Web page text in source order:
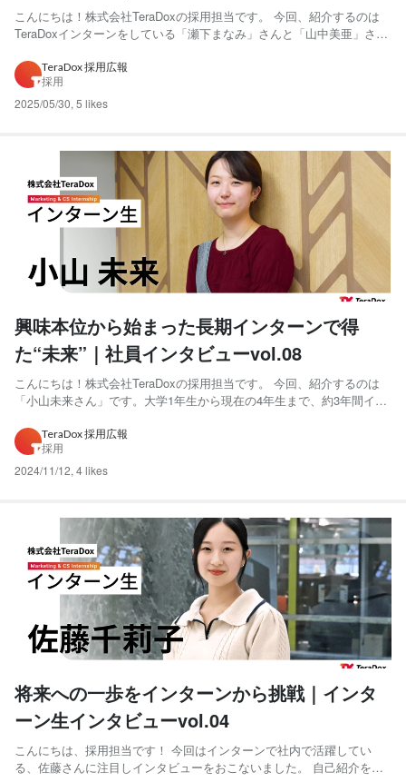
こんにちは！株式会社TeraDoxの採用担当です。 今回、紹介するのは
TeraDoxインターンをしている「瀬下まなみ」さんと「山中美亜」さん
ング部でSNS運用を担当されています。 約1年間インターンをされて、
様々な学びや変化があったようです！弊社事...
TeraDox 採用広報
採用
2025/05/30, 5 likes
興味本位から始まった長期インターンで得
た“未来”｜社員インタビューvol.08
こんにちは！株式会社TeraDoxの採用担当です。 今回、紹介するのは
「小山未来さん」です。大学1年生から現在の4年生まで、約3年間イン
見てきた彼女のインタビューは良くも悪くも真髄をついております。
TeraDox 採用広報
採用
2024/11/12, 4 likes
将来への一歩をインターンから挑戦｜インタ
ーン生インタビューvol.04
こんにちは、採用担当です！ 今回はインターンで社内で活躍してい
る、佐藤さんに注目しインタビューをおこないました。 自己紹介をお